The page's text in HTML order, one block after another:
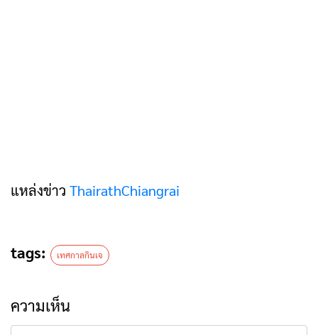
แหล่งข่าว ThairathChiangrai
tags: เทศกาลกินเจ
ความเห็น